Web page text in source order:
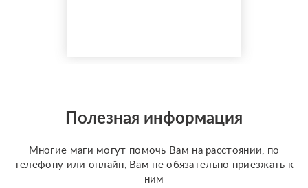
отношения, чувства,
любовь; ????
с человеком; ???...
Полезная информация
Многие маги могут помочь Вам на расстоянии, по
телефону или онлайн, Вам не обязательно приезжать к
ним